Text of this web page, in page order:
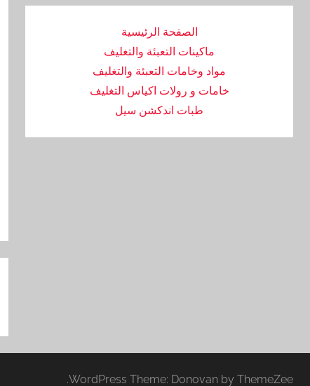
الصفحة الرئيسية
ماكينات التعبئة والتغليف
مواد وخامات التعبئة والتغليف
خامات و رولات اكياس التغليف
طبات اندكشن سيل
WordPress Theme: Donovan by ThemeZee.